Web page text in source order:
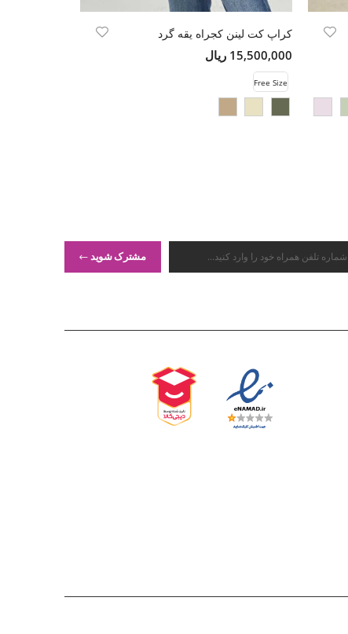
کراپ کت لینن کجراه یقه گرد
15,500,000 ریال
Free Size
مشترک شوید